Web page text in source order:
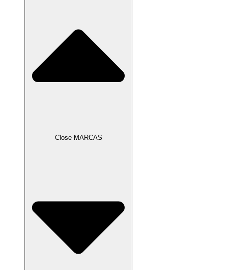
Close MARCAS